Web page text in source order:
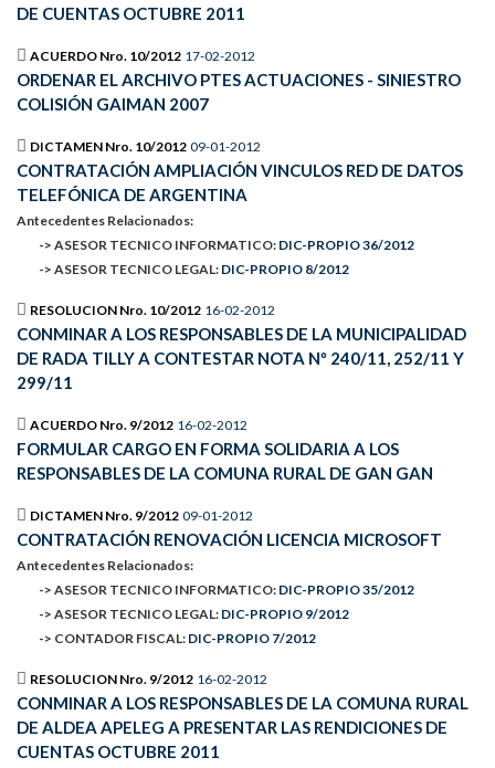
DE CUENTAS OCTUBRE 2011
ACUERDO Nro. 10/2012 17-02-2012
ORDENAR EL ARCHIVO PTES ACTUACIONES - SINIESTRO
COLISIÓN GAIMAN 2007
DICTAMEN Nro. 10/2012 09-01-2012
CONTRATACIÓN AMPLIACIÓN VINCULOS RED DE DATOS
TELEFÓNICA DE ARGENTINA
Antecedentes Relacionados:
-> ASESOR TECNICO INFORMATICO: DIC-PROPIO 36/2012
-> ASESOR TECNICO LEGAL: DIC-PROPIO 8/2012
RESOLUCION Nro. 10/2012 16-02-2012
CONMINAR A LOS RESPONSABLES DE LA MUNICIPALIDAD
DE RADA TILLY A CONTESTAR NOTA Nº 240/11, 252/11 Y
299/11
ACUERDO Nro. 9/2012 16-02-2012
FORMULAR CARGO EN FORMA SOLIDARIA A LOS
RESPONSABLES DE LA COMUNA RURAL DE GAN GAN
DICTAMEN Nro. 9/2012 09-01-2012
CONTRATACIÓN RENOVACIÓN LICENCIA MICROSOFT
Antecedentes Relacionados:
-> ASESOR TECNICO INFORMATICO: DIC-PROPIO 35/2012
-> ASESOR TECNICO LEGAL: DIC-PROPIO 9/2012
-> CONTADOR FISCAL: DIC-PROPIO 7/2012
RESOLUCION Nro. 9/2012 16-02-2012
CONMINAR A LOS RESPONSABLES DE LA COMUNA RURAL
DE ALDEA APELEG A PRESENTAR LAS RENDICIONES DE
CUENTAS OCTUBRE 2011